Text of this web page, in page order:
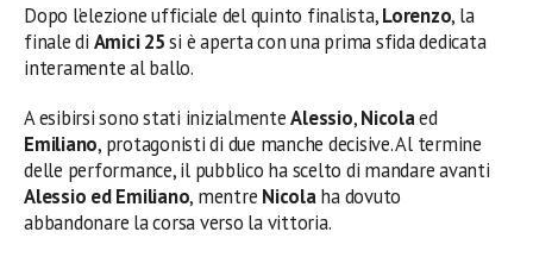
Dopo l’elezione ufficiale del quinto finalista,Lorenzo, la
finale di Amici 25si è aperta con una prima sfida dedicata
interamente al ballo.
A esibirsi sono stati inizialmenteAlessio,Nicolaed
Emiliano, protagonisti di due manche decisive. Al termine
delle performance, il pubblico ha scelto di mandare avanti
Alessio ed Emiliano, mentre Nicolaha dovuto
abbandonare la corsa verso la vittoria.